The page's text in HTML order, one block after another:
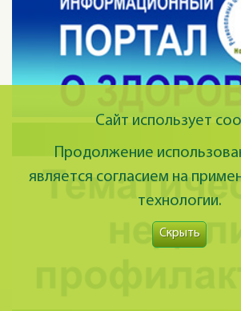
Сайт использует
Продолжение
является согласием на
технологии.
Скрыть